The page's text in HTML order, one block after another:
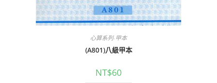
心算系列-甲本
(A801)八級甲本
NT$60